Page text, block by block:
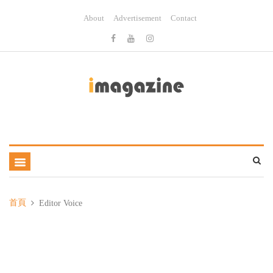
About Advertisement Contact
首頁 Editor Voice